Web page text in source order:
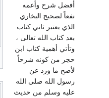
أفضل شرح وأعمه
نفعاً لصحيح البخاري
الذي يعتبر ثاني كتاب
بعد كتاب الله تعالى ،
وتأتي أهمية كتاب ابن
حجر من كونه شرحاً
لأصح ما ورد عن
رسول الله صلى الله
عليه وسلم من حديث